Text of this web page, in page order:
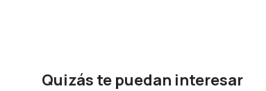
Quizás te puedan interesar